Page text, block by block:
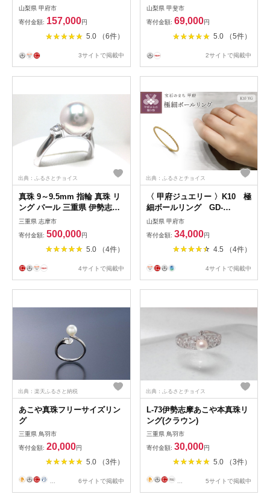
号～16号※0.5号刻み】
山梨県 甲府市
寄付金額: 157,000円
5.0 （6件）
3サイトで掲載中
ーズ 指輪(5号～22号) アクセ
サリー レディース ジュエリ
ー 山梨県甲斐市 【民芸品・
工芸品・アクセサリー・リン
山梨県 甲斐市
寄付金額: 69,000円
5.0 （5件）
2サイトで掲載中
出典：ふるさとチョイス
真珠 9～9.5mm 指輪 真珠 リ
ング パール 三重県 伊勢志摩
志摩 アクセサリー ギフト ア
コヤ真珠 冠婚葬祭 結婚式 プ
レゼント シンプル カジュア
ル フォーマル 希少 / 老舗の
珠リング9.0～9.5ミリ
三重県 志摩市
寄付金額: 500,000円
5.0 （4件）
4サイトで掲載中
出典：ふるさとチョイス
〈 甲府ジュエリー 〉K10 極
細ボールリング GD-
6034【サイズ3号～15号※1号
刻み】リング 指輪 ジュエリ
ー レディース アクセサリー
K10 イエローゴールド 極細
付け ギフト プレゼント 巾着
山梨県 甲府市
寄付金額: 34,000円
4.5 （4件）
4サイトで掲載中
出典：楽天ふるさと納税
あこや真珠フリーサイズリン
グ
三重県 鳥羽市
寄付金額: 20,000円
5.0 （3件）
6サイトで掲載中
出典：ふるさとチョイス
L-73伊勢志摩あこや本真珠リ
ング(クラウン)
三重県 鳥羽市
寄付金額: 30,000円
5.0 （3件）
5サイトで掲載中